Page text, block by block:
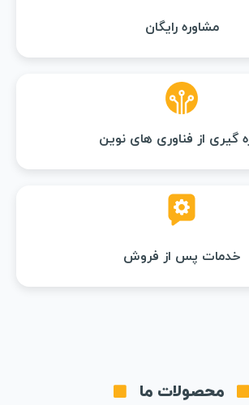
مشاوره رایگان
گیری از فناوری های نوین
خدمات پس از فروش
محصولات ما